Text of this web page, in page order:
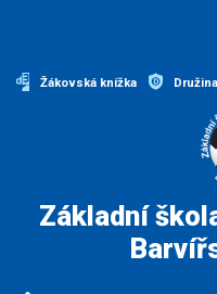
Žákovská knížka Družina
Základní